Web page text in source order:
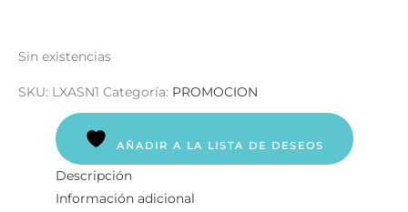
Sin existencias
SKU: LXASN1 Categoría: PROMOCION
AÑADIR A LA LISTA DE DESEOS
Descripción
Información adicional